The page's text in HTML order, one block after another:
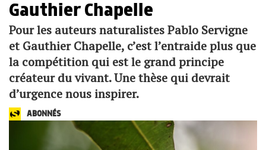
Gauthier Chapelle
Pour les auteurs naturalistes Pablo Servigne
et Gauthier Chapelle, c’est l’entraide plus que
la compétition qui est le grand principe
créateur du vivant. Une thèse qui devrait
d’urgence nous inspirer.
ABONNÉS